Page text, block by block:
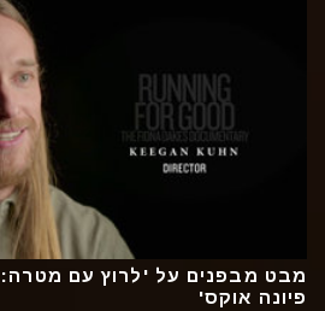
מבט מבפנים על 'לרוץ עם מטרה:
פיונה אוקס'